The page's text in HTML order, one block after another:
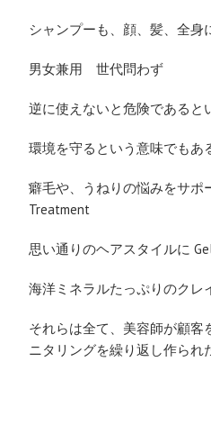
シャンプーも、顔、髪、全身
男女兼用 世代問わず
逆に使えないと危険であると
環境を守るという意味でもあ
癖毛や、うねりの悩みをサポ
Treatment
思い通りのヘアスタイルに
海洋ミネラルたっぷりのクレ
それらは全て、美容師が顧客
ニタリングを繰り返し作られ